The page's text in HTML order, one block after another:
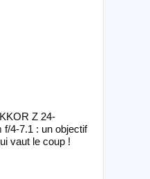
Z 24-
f/4-7.1 : un objectif
vaut le coup !